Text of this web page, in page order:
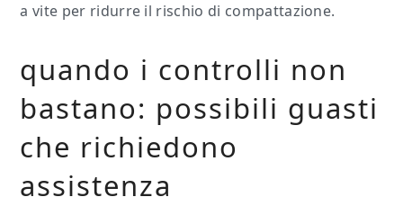
a vite per ridurre il rischio di compattazione.
quando i controlli non
bastano: possibili guasti
che richiedono
assistenza